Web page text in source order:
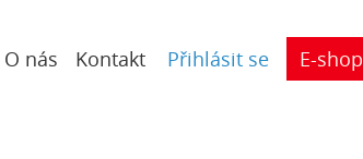
Přihlásit se E-shop
O nás Kontakt